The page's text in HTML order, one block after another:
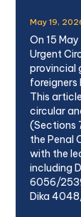
May 19,
On 15
Urgent
provincial
foreigners
This
circular
(Sections
the Penal
with the
including
6056/
Dika